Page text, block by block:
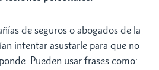
de seguros o abogados de la
intentar asustarle para que no
Pueden usar frases como: